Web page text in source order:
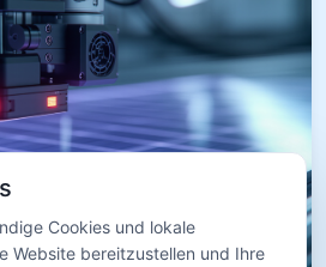
Cookies und lokale
Website bereitzustellen und Ihre